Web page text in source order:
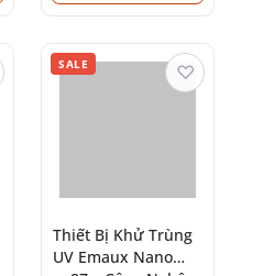
SALE
Thiết Bị Khử Trùng
UV Emaux Nano
♡